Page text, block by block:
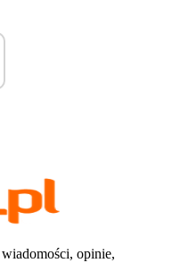
opinie,